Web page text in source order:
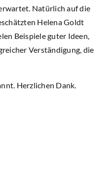
Natürlich auf die
Helena Goldt
Beispiele guter Ideen,
Verständigung, die
Herzlichen Dank.